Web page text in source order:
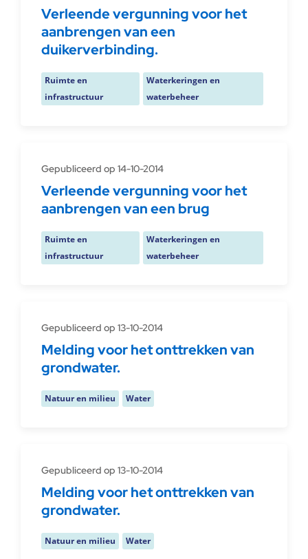
Verleende vergunning voor het
aanbrengen van een
duikerverbinding.
Ruimte en
infrastructuur
Waterkeringen en
waterbeheer
Verleende vergunning voor het
aanbrengen van een brug
Gepubliceerd op 14-10-2014
Ruimte en
infrastructuur
Waterkeringen en
waterbeheer
Melding voor het onttrekken van
grondwater.
Gepubliceerd op 13-10-2014
Natuur en milieu Water
Melding voor het onttrekken van
grondwater.
Gepubliceerd op 13-10-2014
Natuur en milieu Water